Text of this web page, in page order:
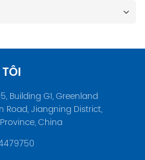
Building G1, Greenland
Road, Jiangning District,
China